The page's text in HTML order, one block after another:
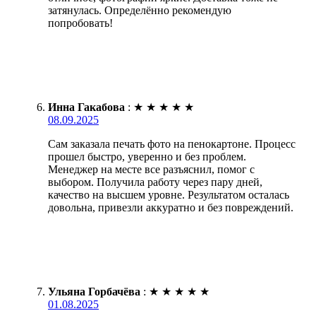
затянулась. Определённо рекомендую
попробовать!
Инна Гакабова : ★ ★ ★ ★ ★
08.09.2025
Сам заказала печать фото на пенокартоне. Процесс
прошел быстро, уверенно и без проблем.
Менеджер на месте все разъяснил, помог с
выбором. Получила работу через пару дней,
качество на высшем уровне. Результатом осталась
довольна, привезли аккуратно и без повреждений.
Ульяна Горбачёва : ★ ★ ★ ★ ★
01.08.2025